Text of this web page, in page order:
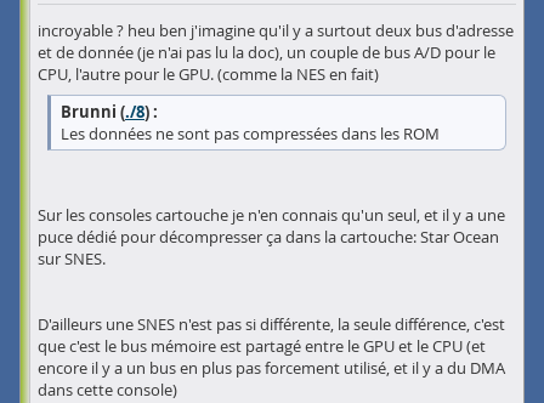
incroyable ? heu ben j'imagine qu'il y a surtout deux bus d'adresse
et de donnée (je n'ai pas lu la doc), un couple de bus A/D pour le
CPU, l'autre pour le GPU. (comme la NES en fait)
Brunni (./8) :
Les données ne sont pas compressées dans les ROM
Sur les consoles cartouche je n'en connais qu'un seul, et il y a une
puce dédié pour décompresser ça dans la cartouche: Star Ocean
sur SNES.
D'ailleurs une SNES n'est pas si différente, la seule différence, c'est
que c'est le bus mémoire est partagé entre le GPU et le CPU (et
encore il y a un bus en plus pas forcement utilisé, et il y a du DMA
dans cette console)